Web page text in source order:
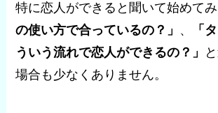
特に恋人ができると聞いて始めてみ
の使い方で合っているの？」 、
「
ういう流れで恋人ができるの？」
場合も少なくありません。